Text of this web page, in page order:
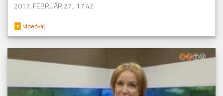
2017. FEBRUÁR 27., 17:42